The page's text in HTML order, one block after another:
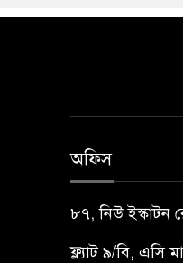
অফিস
৮৭, নিউ ইস্কাটন
ফ্ল্যাট ৯/বি, এসি